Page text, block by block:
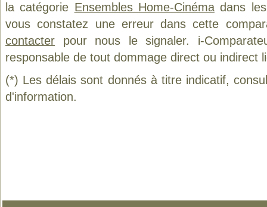
la catégorie Ensembles Home-Cinémadans les
vous constatez une erreur dans cette
contacter pour nous le signaler. i-
responsable de tout dommage direct ou indirect
(*) Les délais sont donnés à titre indicatif,
d'information.